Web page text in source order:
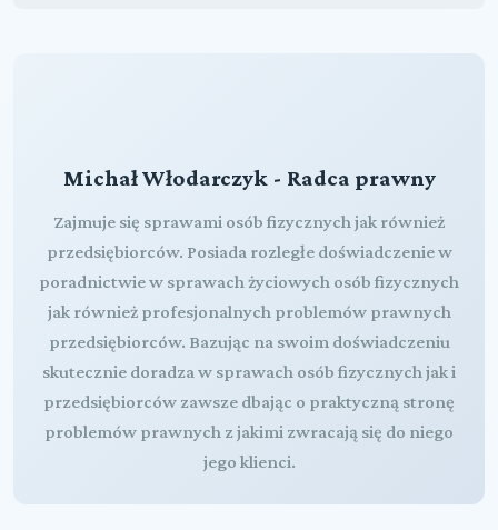
Michał Włodarczyk - Radca prawny
Zajmuje się sprawami osób fizycznych jak również
przedsiębiorców. Posiada rozległe doświadczenie w
poradnictwie w sprawach życiowych osób fizycznych
jak również profesjonalnych problemów prawnych
przedsiębiorców. Bazując na swoim doświadczeniu
skutecznie doradza w sprawach osób fizycznych jak i
przedsiębiorców zawsze dbając o praktyczną stronę
problemów prawnych z jakimi zwracają się do niego
jego klienci.